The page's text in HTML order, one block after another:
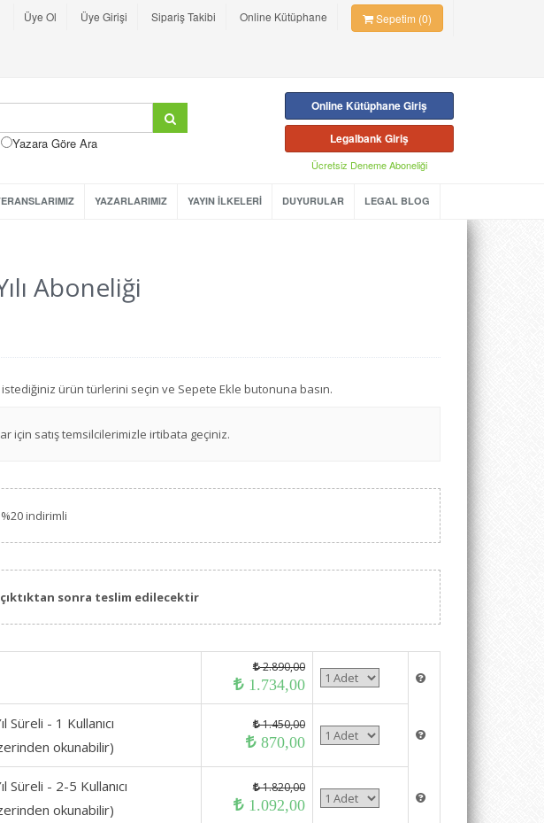
Üye Ol Üye Girişi Sipariş Takibi Online Kütüphane Sepetim (0)
Yazara Göre Ara
Online Kütüphane Giriş
Legalbank Giriş
Ücretsiz Deneme Aboneliği
YAZARLARIMIZ YAYIN İLKELERİ DUYURULAR LEGAL BLOG
Aboneliği
ürün türlerini seçin ve Sepete Ekle butonuna basın.
için satış temsilcilerimizle irtibata geçiniz.
indirimli
çıktıktan sonra teslim edilecektir
2.890,00
1.734,00
Süreli - 1 Kullanıcı
okunabilir)
1.450,00
870,00
Süreli - 2-5 Kullanıcı
okunabilir)
1.820,00
1.092,00